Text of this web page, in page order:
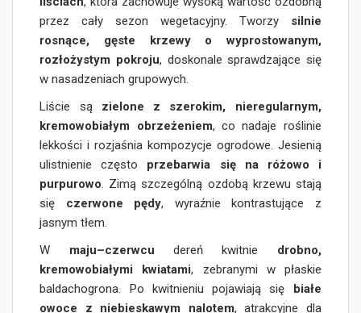
przez cały sezon wegetacyjny. Tworzy silnie
rosnące, gęste krzewy o wyprostowanym,
rozłożystym pokroju, doskonale sprawdzające się
w nasadzeniach grupowych.
Liście są zielone z szerokim, nieregularnym,
kremowobiałym obrzeżeniem, co nadaje roślinie
lekkości i rozjaśnia kompozycje ogrodowe. Jesienią
ulistnienie często przebarwia się na różowo i
purpurowo. Zimą szczególną ozdobą krzewu stają
się czerwone pędy, wyraźnie kontrastujące z
jasnym tłem.
W maju–czerwcu dereń kwitnie drobno,
kremowobiałymi kwiatami, zebranymi w płaskie
baldachogrona. Po kwitnieniu pojawiają się
białe
owoce z niebieskawym nalotem, atrakcyjne dla